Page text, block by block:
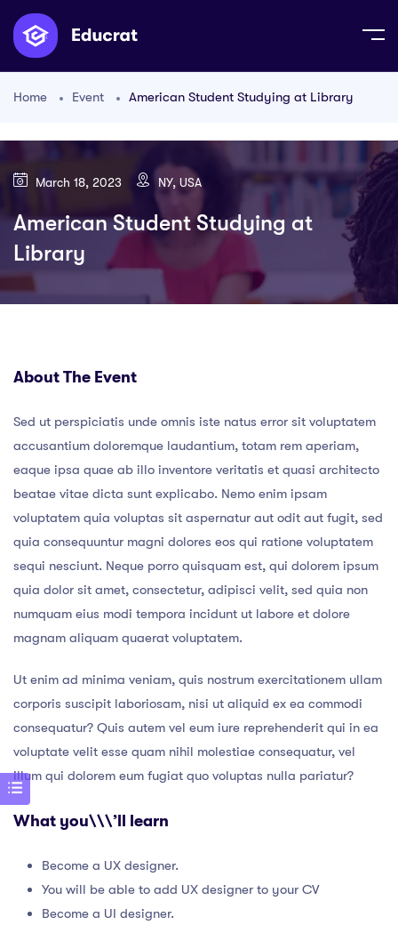
Home Event American Student Studying at Library
March 18, 2023 NY, USA
American Student Studying at
Library
About The Event
Sed ut perspiciatis unde omnis iste natus error sit voluptatem
accusantium doloremque laudantium, totam rem aperiam,
eaque ipsa quae ab illo inventore veritatis et quasi architecto
beatae vitae dicta sunt explicabo. Nemo enim ipsam
voluptatem quia voluptas sit aspernatur aut odit aut fugit, sed
quia consequuntur magni dolores eos qui ratione voluptatem
sequi nesciunt. Neque porro quisquam est, qui dolorem ipsum
quia dolor sit amet, consectetur, adipisci velit, sed quia non
numquam eius modi tempora incidunt ut labore et dolore
magnam aliquam quaerat voluptatem.
Ut enim ad minima veniam, quis nostrum exercitationem ullam
corporis suscipit laboriosam, nisi ut aliquid ex ea commodi
consequatur? Quis autem vel eum iure reprehenderit qui in ea
voluptate velit esse quam nihil molestiae consequatur, vel
illum qui dolorem eum fugiat quo voluptas nulla pariatur?
What you\\\’ll learn
Become a UX designer.
You will be able to add UX designer to your CV
Become a UI designer.